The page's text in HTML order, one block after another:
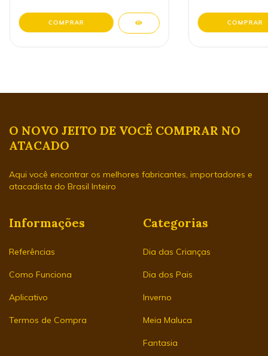
O NOVO JEITO DE VOCÊ COMPRAR NO
ATACADO
Aqui você encontrar os melhores fabricantes, importadores e
atacadista do Brasil Inteiro
Informações
Referências
Como Funciona
Aplicativo
Termos de Compra
Categorias
Dia das Crianças
Dia dos Pais
Inverno
Meia Maluca
Fantasia